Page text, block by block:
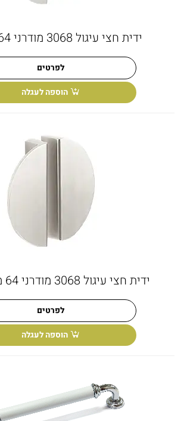
ידית חצי עיגול 3068 מודרני 64 מ״מ לבן
לפרטים
הוספה לעגלה
ידית חצי עיגול 3068 מודרני 64 מ״מ מוברש
לפרטים
הוספה לעגלה